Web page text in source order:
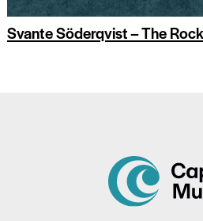
Svante Söderqvist – The